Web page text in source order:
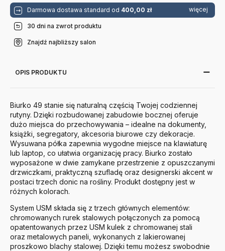
Darmowa dostawa standard od 400,00 zł więcej
30 dni na zwrot produktu
Znajdź najbliższy salon
OPIS PRODUKTU
Biurko 49 stanie się naturalną częścią Twojej codziennej
rutyny. Dzięki rozbudowanej zabudowie bocznej oferuje
dużo miejsca do przechowywania – idealne na dokumenty,
książki, segregatory, akcesoria biurowe czy dekoracje.
Wysuwana półka zapewnia wygodne miejsce na klawiaturę
lub laptop, co ułatwia organizację pracy. Biurko zostało
wyposażone w dwie zamykane przestrzenie z opuszczanymi
drzwiczkami, praktyczną szufladę oraz designerski akcent w
postaci trzech donic na rośliny. Produkt dostępny jest w
różnych kolorach.
System USM składa się z trzech głównych elementów:
chromowanych rurek stalowych połączonych za pomocą
opatentowanych przez USM kulek z chromowanej stali
oraz metalowych paneli, wykonanych z lakierowanej
proszkowo blachy stalowej. Dzięki temu możesz swobodnie